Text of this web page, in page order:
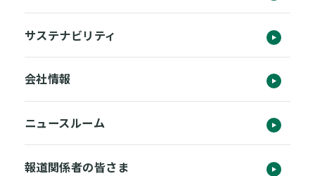
サステナビリティ
会社情報
ニュースルーム
報道関係者の皆さま